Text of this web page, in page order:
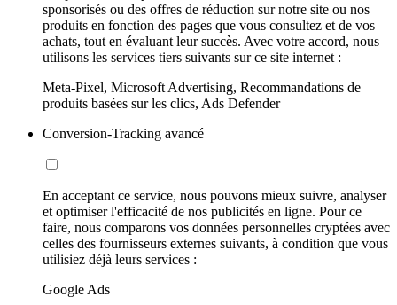
sponsorisés ou des offres de réduction sur notre site ou nos
produits en fonction des pages que vous consultez et de vos
achats, tout en évaluant leur succès. Avec votre accord, nous
utilisons les services tiers suivants sur ce site internet :
Meta-Pixel, Microsoft Advertising, Recommandations de
produits basées sur les clics, Ads Defender
Conversion-Tracking avancé
En acceptant ce service, nous pouvons mieux suivre, analyser
et optimiser l'efficacité de nos publicités en ligne. Pour ce
faire, nous comparons vos données personnelles cryptées avec
celles des fournisseurs externes suivants, à condition que vous
utilisiez déjà leurs services :
Google Ads